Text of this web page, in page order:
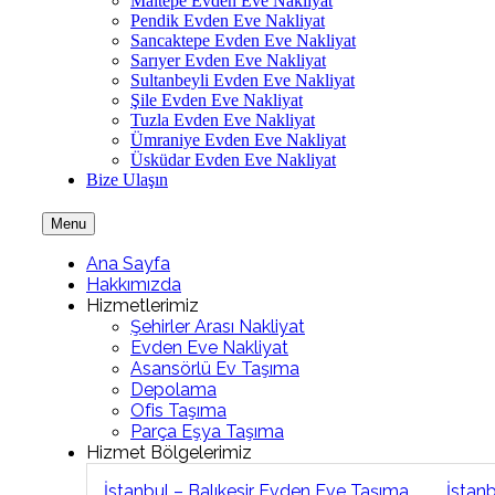
Pendik Evden Eve Nakliyat
Sancaktepe Evden Eve Nakliyat
Sarıyer Evden Eve Nakliyat
Sultanbeyli Evden Eve Nakliyat
Şile Evden Eve Nakliyat
Tuzla Evden Eve Nakliyat
Ümraniye Evden Eve Nakliyat
Üsküdar Evden Eve Nakliyat
Bize Ulaşın
Menu
Ana Sayfa
Hakkımızda
Hizmetlerimiz
Şehirler Arası Nakliyat
Evden Eve Nakliyat
Asansörlü Ev Taşıma
Depolama
Ofis Taşıma
Parça Eşya Taşıma
Hizmet Bölgelerimiz